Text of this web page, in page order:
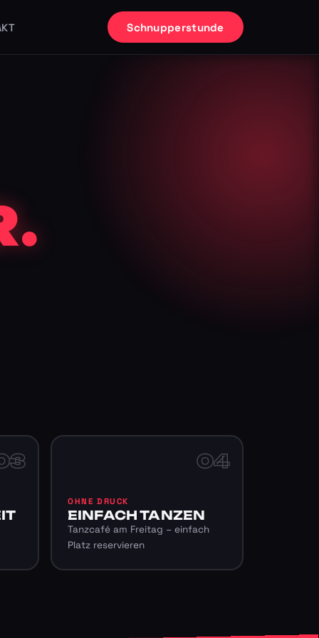
Schnupperstunde
04
OHNE DRUCK
EINFACH TANZEN
Tanzcafé am Freitag – einfach
Platz reservieren